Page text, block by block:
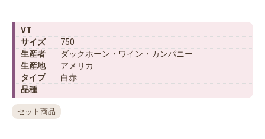
VT
サイズ
750
生産者
ダックホーン・ワイン・カンパニー
生産地
アメリカ
タイプ
白赤
品種
セット商品